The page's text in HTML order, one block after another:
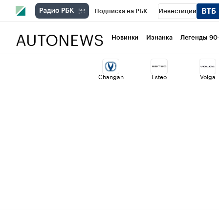
Подписка на РБК Инвестиции
Национальные проекты Город
Кредитные рейтинги Франшизы
AUTONEWS Новинки Изнанка Легенды
Changan Esteo Volga